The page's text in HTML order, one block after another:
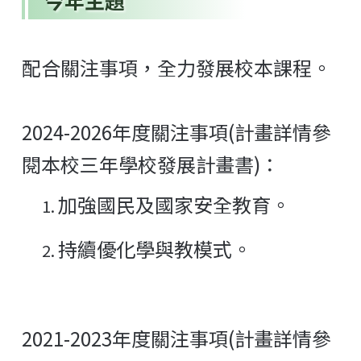
配合關注事項，全力發展校本課程。
2024-2026年度關注事項(計畫詳情參
閱本校三年學校發展計畫書)：
加強國民及國家安全教育。
持續優化學與教模式。
2021-2023年度關注事項(計畫詳情參